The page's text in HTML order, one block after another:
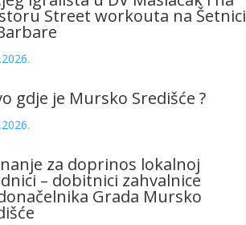
Street workouta na Šetnici
gdje je Mursko Središće ?
za doprinos lokalnoj
– dobitnici zahvalnice
Grada Mursko